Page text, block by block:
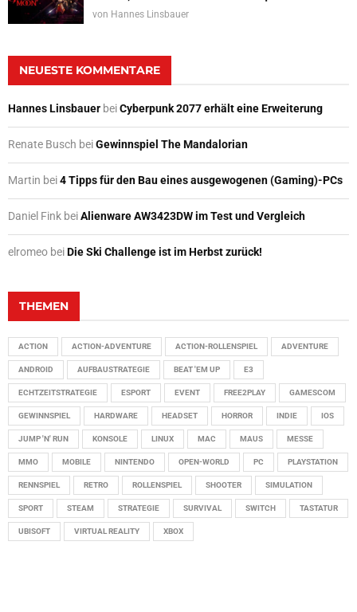
von Hannes Linsbauer
NEUESTE KOMMENTARE
Hannes Linsbauer beiCyberpunk 2077 erhält eine Erweiterung
Renate Busch beiGewinnspiel The Mandalorian
Martin bei4 Tipps für den Bau eines ausgewogenen (Gaming)-PCs
Daniel Fink beiAlienware AW3423DW im Test und Vergleich
elromeo beiDie Ski Challenge ist im Herbst zurück!
THEMEN
ACTION ACTION-ADVENTURE ACTION-ROLLENSPIEL ADVENTURE
ANDROID AUFBAUSTRATEGIE BEAT 'EM UP E3
ECHTZEITSTRATEGIE ESPORT EVENT FREE2PLAY GAMESCOM
GEWINNSPIEL HARDWARE HEADSET HORROR INDIE IOS
JUMP 'N' RUN KONSOLE LINUX MAC MAUS MESSE
MMO MOBILE NINTENDO OPEN-WORLD PC PLAYSTATION
RENNSPIEL RETRO ROLLENSPIEL SHOOTER SIMULATION
SPORT STEAM STRATEGIE SURVIVAL SWITCH TASTATUR
UBISOFT VIRTUAL REALITY XBOX